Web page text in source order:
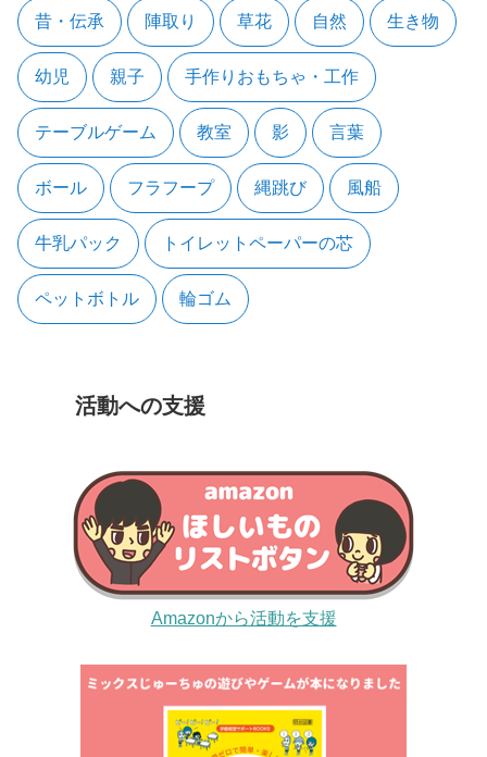
昔・伝承 陣取り 草花 自然 生き物
幼児 親子 手作りおもちゃ・工作
テーブルゲーム 教室 影 言葉
ボール フラフープ 縄跳び 風船
牛乳パック トイレットペーパーの芯
ペットボトル 輪ゴム
活動への支援
Amazonから活動を支援